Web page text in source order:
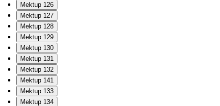
Mektup 126
Mektup 127
Mektup 128
Mektup 129
Mektup 130
Mektup 131
Mektup 132
Mektup 141
Mektup 133
Mektup 134